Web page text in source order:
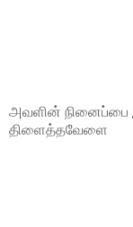
அவளின் நினைப்பை
திளைத்தவேளை